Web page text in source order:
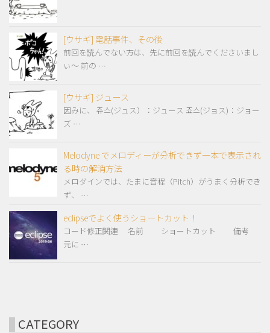
[ウサギ] 電話事件、その後
前回を読んでない方は、先に前回を読んでくださいまし
ぃ～ 前の …
[ウサギ] ジュース
因みに、 쥬스(ジュス）：ジュース 죠스(ジョス)：ジョー
ズ …
Melodyne でメロディーが分析できず一本で表示され
る時の解消方法
メロダインでは、たまに音程（Pitch）がうまく分析でき
ず、 …
eclipseでよく使うショートカット！
コード修正関連 名前 ショートカット 備考
元に …
CATEGORY